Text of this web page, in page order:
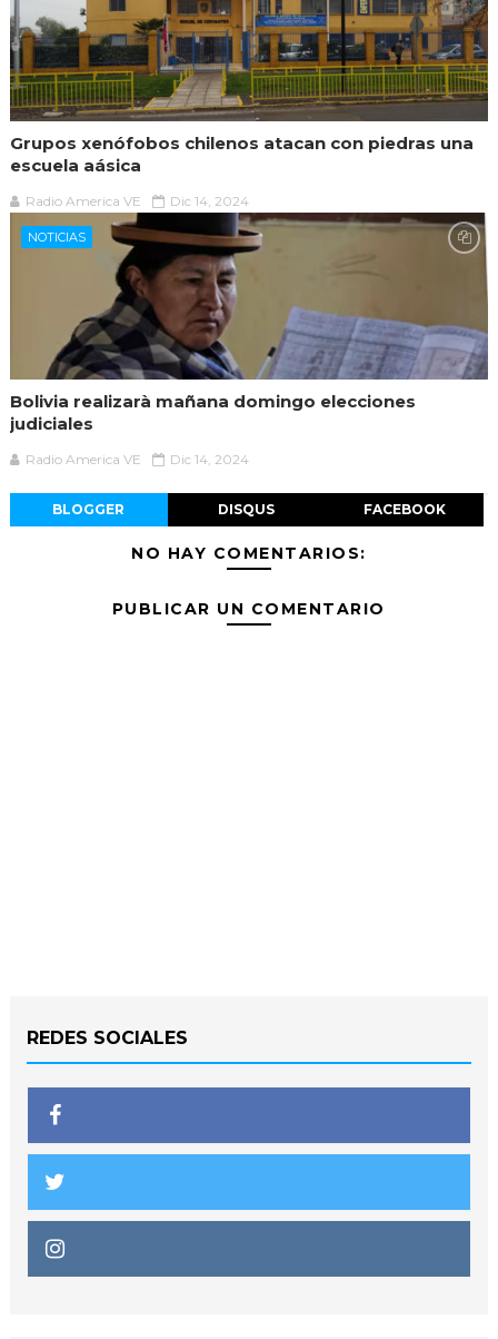
Grupos xenófobos chilenos atacan con piedras una
escuela aásica
Radio America VE Dic 14, 2024
NOTICIAS
Bolivia realizarà mañana domingo elecciones
judiciales
Radio America VE Dic 14, 2024
BLOGGER DISQUS FACEBOOK
NO HAY COMENTARIOS:
PUBLICAR UN COMENTARIO
REDES SOCIALES